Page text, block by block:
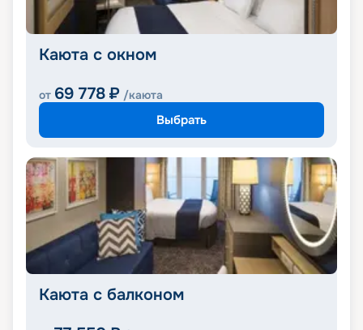
Каюта с окном
от 69 778 ₽ /каюта
Выбрать
Каюта с балконом